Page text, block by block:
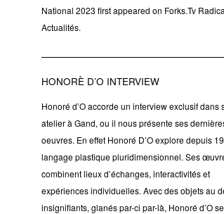
National 2023 first appeared on Forks.Tv
Actualités.
HONORÈ D’O INTERVIEW
Honoré d’O accorde un interview exclusif dans
atelier à Gand, ou il nous présente ses
oeuvres. En effet Honoré D’O explore depuis
langage plastique pluridimensionnel. Ses
combinent lieux d’échanges, interactivités et
expériences individuelles. Avec des objets au
insignifiants, glanés par-ci par-là, Honoré d’O